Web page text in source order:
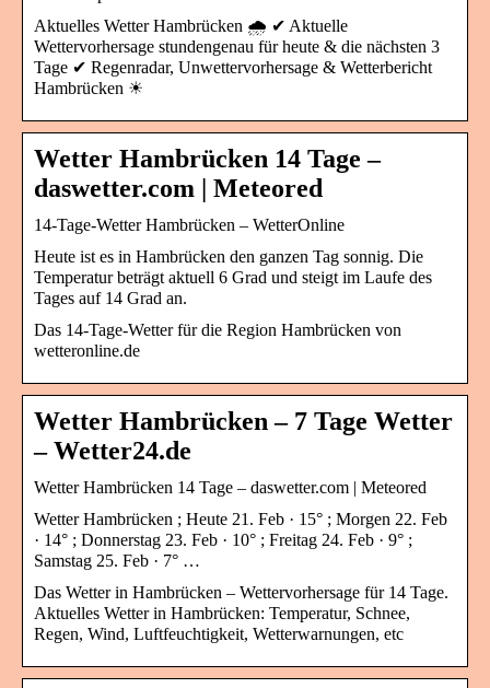
Aktuelles Wetter Hambrücken 🌧️ ✔ Aktuelle
Wettervorhersage stundengenau für heute & die nächsten 3
Tage ✔ Regenradar, Unwettervorhersage & Wetterbericht
Hambrücken ☀
Wetter Hambrücken 14 Tage –
daswetter.com | Meteored
14-Tage-Wetter Hambrücken – WetterOnline
Heute ist es in Hambrücken den ganzen Tag sonnig. Die
Temperatur beträgt aktuell 6 Grad und steigt im Laufe des
Tages auf 14 Grad an.
Das 14-Tage-Wetter für die Region Hambrücken von
wetteronline.de
Wetter Hambrücken – 7 Tage Wetter
– Wetter24.de
Wetter Hambrücken 14 Tage – daswetter.com | Meteored
Wetter Hambrücken ; Heute 21. Feb · 15° ; Morgen 22. Feb
· 14° ; Donnerstag 23. Feb · 10° ; Freitag 24. Feb · 9° ;
Samstag 25. Feb · 7° …
Das Wetter in Hambrücken – Wettervorhersage für 14 Tage.
Aktuelles Wetter in Hambrücken: Temperatur, Schnee,
Regen, Wind, Luftfeuchtigkeit, Wetterwarnungen, etc